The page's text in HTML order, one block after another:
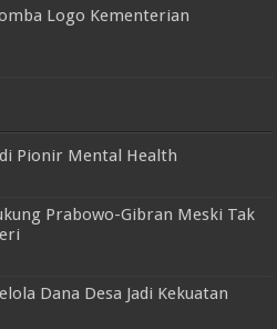
Logo Kementerian
Pionir Mental Health
Prabowo-Gibran Meski Tak
Dana Desa Jadi Kekuatan